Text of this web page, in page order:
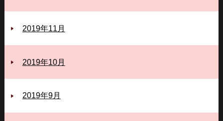
2019年11月
2019年10月
2019年9月